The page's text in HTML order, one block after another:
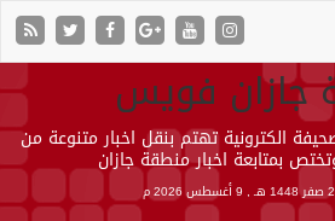
جازان فويس
الكترونية تهتم بنقل اخبار متنوعة من
بمتابعة اخبار منطقة جازان
9 أغسطس 2026 م